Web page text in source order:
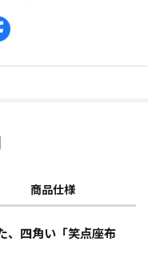
商品仕様
、四角い「笑点座布